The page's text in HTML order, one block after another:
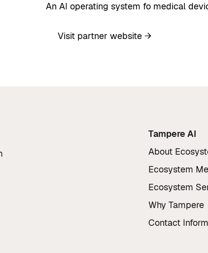
An AI operating system fo medical
Visit partner website →
Tampere AI
About
Ecosystem
Ecosystem
Why Tampere
Contact